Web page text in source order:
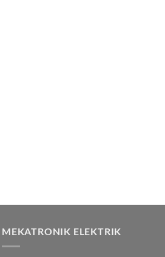
MEKATRONIK ELEKTRIK